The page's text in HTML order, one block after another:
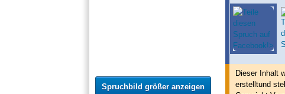
Spruchbild größer anzeigen
Dieser Inhalt
erstelltund